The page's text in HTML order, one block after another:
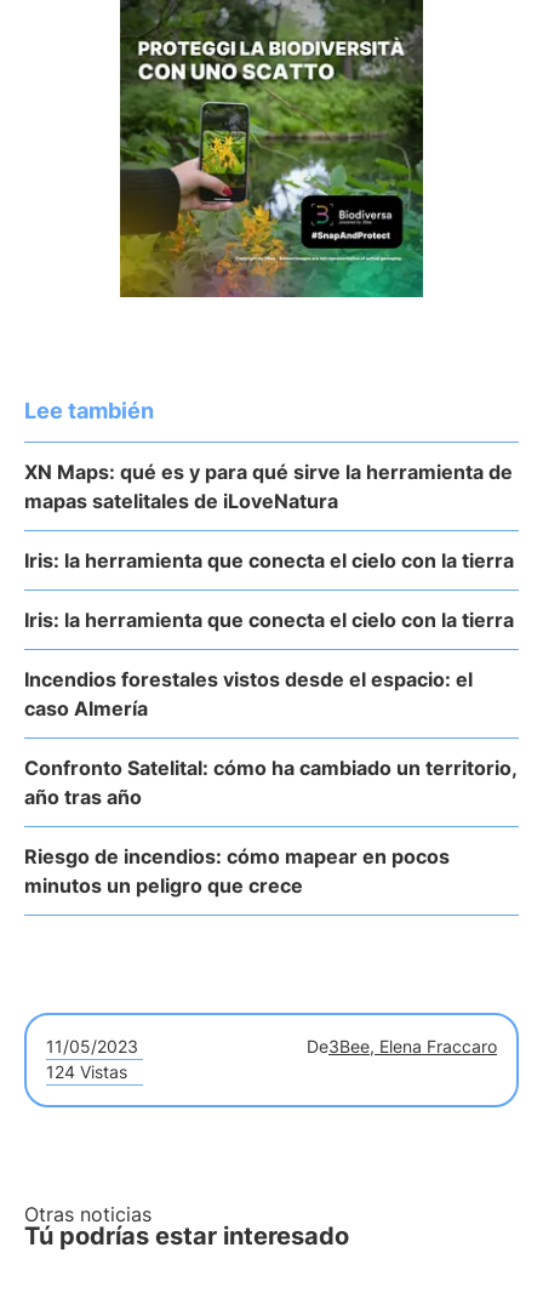
Lee también
XN Maps: qué es y para qué sirve la herramienta de
mapas satelitales de iLoveNatura
Iris: la herramienta que conecta el cielo con la tierra
Iris: la herramienta que conecta el cielo con la tierra
Incendios forestales vistos desde el espacio: el
caso Almería
Confronto Satelital: cómo ha cambiado un territorio,
año tras año
Riesgo de incendios: cómo mapear en pocos
minutos un peligro que crece
11/05/2023 De3Bee, Elena Fraccaro
124 Vistas
Otras noticias
Tú podrías estar interesado